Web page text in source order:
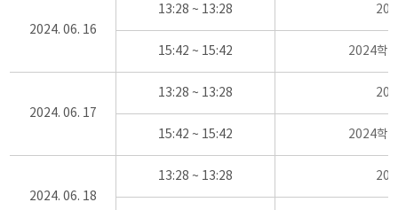
2024. 06. 16
13:28 ~ 13:28
15:42 ~ 15:42 2024학
2024. 06. 17
13:28 ~ 13:28
15:42 ~ 15:42 2024학
2024. 06. 18
13:28 ~ 13:28